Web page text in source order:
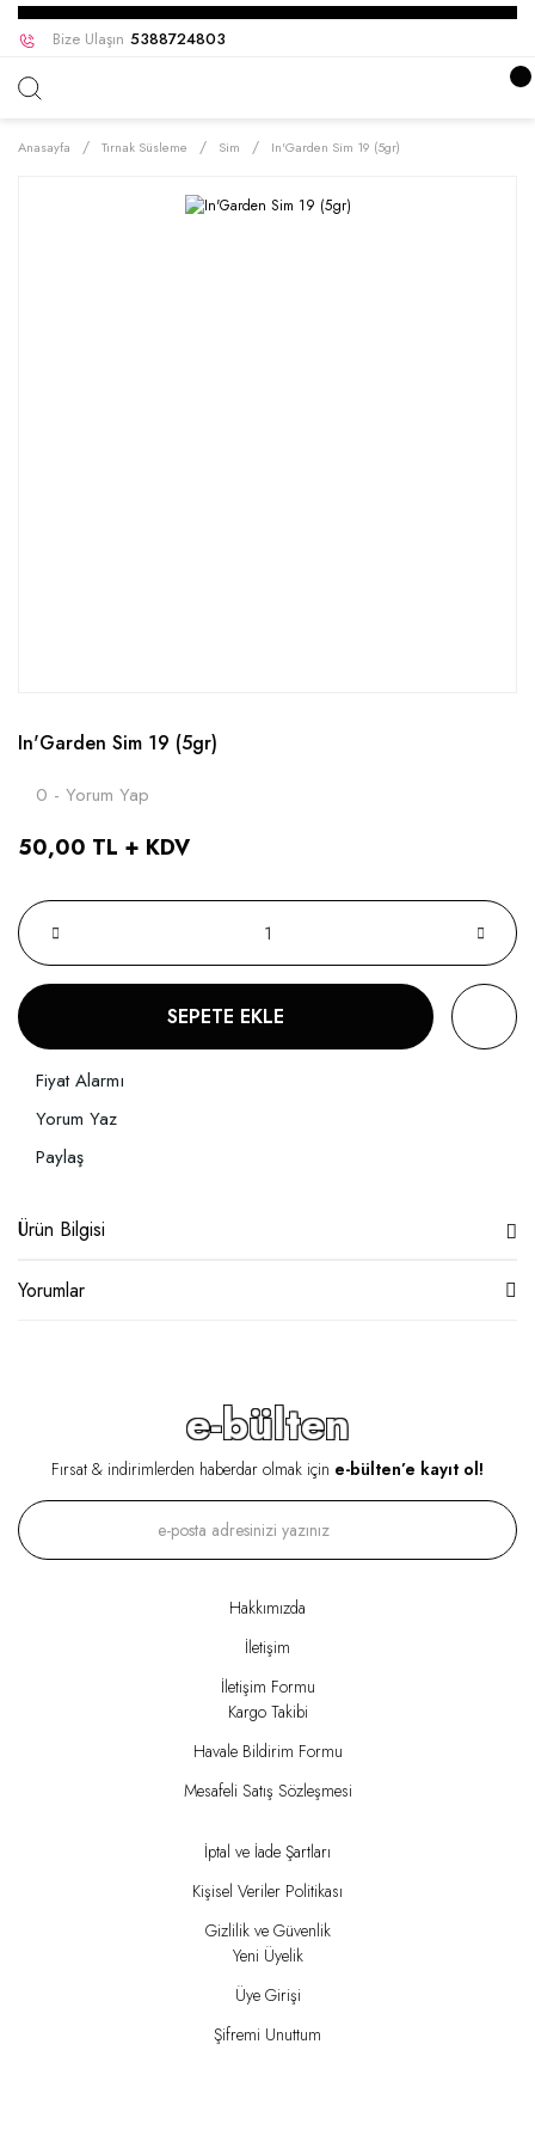
Bize Ulaşın 5388724803
Anasayfa Tırnak Süsleme Sim In'Garden Sim 19 (5gr)
In'Garden Sim 19 (5gr)
0 - Yorum Yap
50,00 TL + KDV
SEPETE EKLE
Fiyat Alarmı
Yorum Yaz
Paylaş
Ürün Bilgisi
Yorumlar
e-bülten
Fırsat & indirimlerden haberdar olmak için e-bülten’e kayıt ol!
Hakkımızda
İletişim
İletişim Formu
Kargo Takibi
Havale Bildirim Formu
Mesafeli Satış Sözleşmesi
İptal ve İade Şartları
Kişisel Veriler Politikası
Gizlilik ve Güvenlik
Yeni Üyelik
Üye Girişi
Şifremi Unuttum